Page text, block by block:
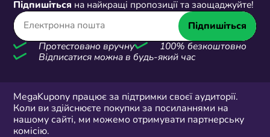
Підпишіться на найкращі пропозиції та заощаджуйте!
Підпишіться
Протестовано вручну
100% безкоштовно
Відписатися можна в будь-який час
MegaKupony працює за підтримки своєї аудиторії.
Коли ви здійснюєте покупки за посиланнями на
нашому сайті, ми можемо отримувати партнерську
комісію.